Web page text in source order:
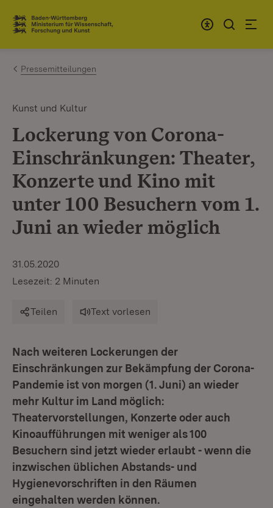
Zum Inhalt springen
Link zur Startseite
Pressemitteilungen
Kunst und Kultur
Lockerung von Corona-
Einschränkungen: Theater,
Konzerte und Kino mit
unter 100 Besuchern vom 1.
Juni an wieder möglich
31.05.2020
Lesezeit: 2 Minuten
Teilen Text vorlesen
Nach weiteren Lockerungen der
Einschränkungen zur Bekämpfung der Corona-
Pandemie ist von morgen (1. Juni) an wieder
mehr Kultur im Land möglich:
Theatervorstellungen, Konzerte oder auch
Kinoaufführungen mit weniger als 100
Besuchern sind jetzt wieder erlaubt - wenn die
inzwischen üblichen Abstands- und
Hygienevorschriften in den Räumen
eingehalten werden können.